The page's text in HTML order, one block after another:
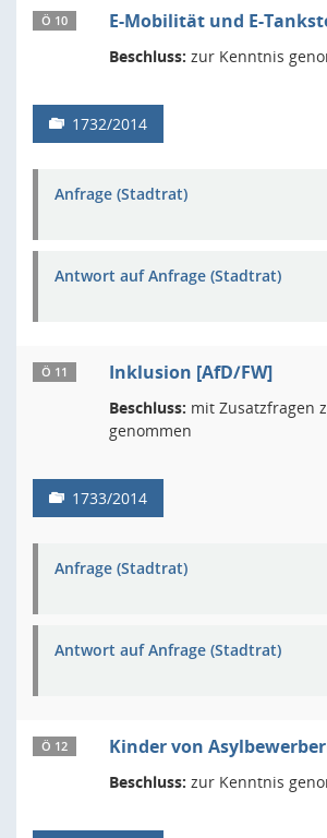
Ö 10 E-Mobilität und E-
Beschluss: zur Kenntnis
1732/2014
Anfrage (Stadtrat)
Antwort auf Anfrage (Stadtrat)
Ö 11 Inklusion [AfD/FW]
Beschluss: mit Zusatzfragen
genommen
1733/2014
Anfrage (Stadtrat)
Antwort auf Anfrage (Stadtrat)
Ö 12 Kinder von
Beschluss: zur Kenntnis